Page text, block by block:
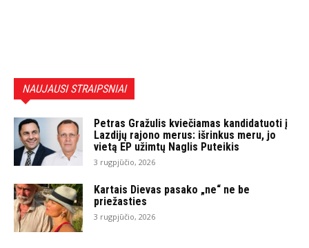
NAUJAUSI STRAIPSNIAI
Petras Gražulis kviečiamas kandidatuoti į
Lazdijų rajono merus: išrinkus meru, jo
vietą EP užimtų Naglis Puteikis
3 rugpjūčio, 2026
Kartais Dievas pasako „ne“ ne be
priežasties
3 rugpjūčio, 2026